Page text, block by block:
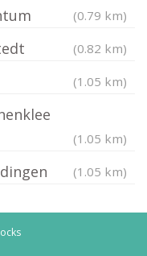
(0.79 km)
(0.82 km)
(1.05 km)
(1.05 km)
(1.05 km)